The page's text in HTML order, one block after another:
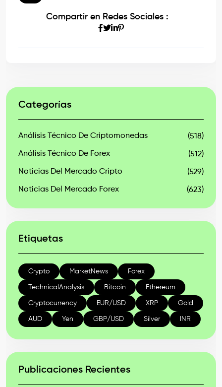
Compartir en Redes Sociales :
Categorías
Análisis Técnico De Criptomonedas (518)
Análisis Técnico De Forex (512)
Noticias Del Mercado Cripto (529)
Noticias Del Mercado Forex (623)
Etiquetas
Crypto MarketNews Forex
TechnicalAnalysis Bitcoin Ethereum
Cryptocurrency EUR/USD XRP Gold
AUD Yen GBP/USD Silver INR
Publicaciones Recientes